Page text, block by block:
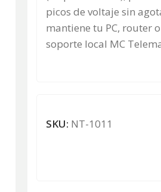
picos de voltaje sin
mantiene tu PC, router
soporte local MC
SKU: NT-1011